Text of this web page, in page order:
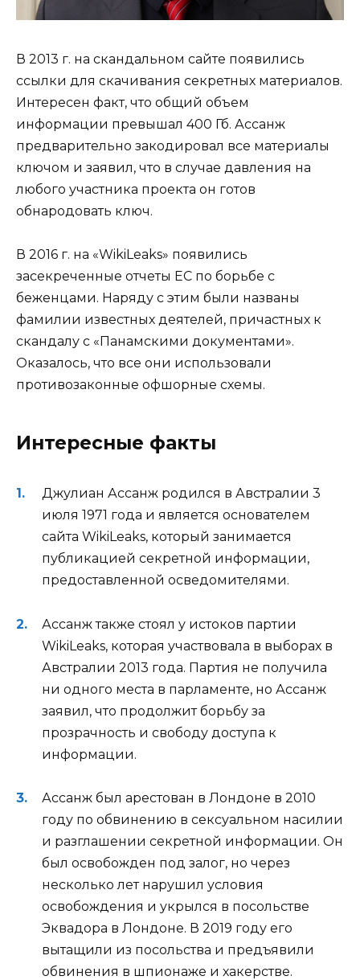
В 2013 г. на скандальном сайте появились
ссылки для скачивания секретных материалов.
Интересен факт, что общий объем
информации превышал 400 Гб. Ассанж
предварительно закодировал все материалы
ключом и заявил, что в случае давления на
любого участника проекта он готов
обнародовать ключ.
В 2016 г. на «WikiLeaks» появились
засекреченные отчеты ЕС по борьбе с
беженцами. Наряду с этим были названы
фамилии известных деятелей, причастных к
скандалу с «Панамскими документами».
Оказалось, что все они использовали
противозаконные офшорные схемы.
Интересные факты
Джулиан Ассанж родился в Австралии 3
июля 1971 года и является основателем
сайта WikiLeaks, который занимается
публикацией секретной информации,
предоставленной осведомителями.
Ассанж также стоял у истоков партии
WikiLeaks, которая участвовала в выборах в
Австралии 2013 года. Партия не получила
ни одного места в парламенте, но Ассанж
заявил, что продолжит борьбу за
прозрачность и свободу доступа к
информации.
Ассанж был арестован в Лондоне в 2010
году по обвинению в сексуальном насилии
и разглашении секретной информации. Он
был освобожден под залог, но через
несколько лет нарушил условия
освобождения и укрылся в посольстве
Эквадора в Лондоне. В 2019 году его
вытащили из посольства и предъявили
обвинения в шпионаже и хакерстве.